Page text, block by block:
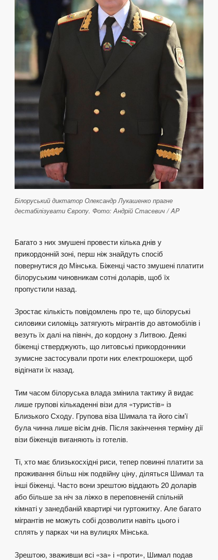
Білоруський диктатор Олександр Лукашенко прагне
дестабілізувати Європу. Фото: Андрій Стасевич / AP
Багато з них змушені провести кілька днів у
прикордонній зоні, перш ніж знайдуть спосіб
повернутися до Мінська. Біженці часто змушені платити
білоруським чиновникам сотні доларів, щоб їх
пропустили назад.
Зростає кількість повідомлень про те, що білоруські
силовики силоміць затягують мігрантів до автомобілів і
везуть їх далі на північ, до кордону з Литвою. Деякі
біженці стверджують, що литовські прикордонники
зумисне застосували проти них електрошокери, щоб
відігнати їх назад.
Тим часом білоруська влада змінила тактику й видає
лише групові кількаденні візи для «туристів» із
Близького Сходу. Групова віза Шимала та його сім’ї
була чинна лише вісім днів. Після закінчення терміну дії
візи біженців виганяють із готелів.
Ті, хто має близькосхідні риси, тепер повинні платити за
проживання більш ніж подвійну ціну, діляться Шимал та
інші біженці. Часто вони зрештою віддають 20 доларів
або більше за ніч за ліжко в переповненій спільній
кімнаті у занедбаній квартирі чи гуртожитку. Але багато
мігрантів не можуть собі дозволити навіть цього і
сплять у парках чи на вулицях Мінська.
Зрештою, зваживши всі «за» і «проти», Шимал подав